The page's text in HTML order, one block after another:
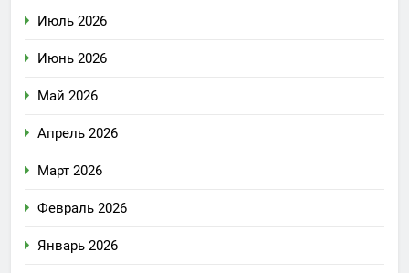
Июль 2026
Июнь 2026
Май 2026
Апрель 2026
Март 2026
Февраль 2026
Январь 2026